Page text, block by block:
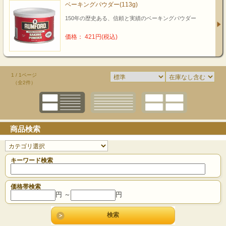
ベーキングパウダー(113g)
150年の歴史ある、信頼と実績のベーキングパウダー
価格： 421円(税込)
1 / 1ページ
（全2件）
商品検索
キーワード検索
価格帯検索
円 ～ 円